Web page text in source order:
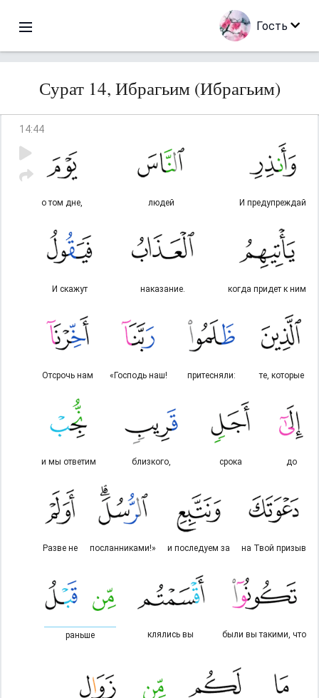
Гость
Сурат 14, Ибрагьим (Ибрагьим)
14:44
И предупреждай
людей
о том дне,
когда придет к ним
наказа­ние.
И скажут
те, которые
притесняли:
«Господь наш!
Отсрочь нам
до
срока
близкого,
и мы ответим
на Твой призыв
и последуем за
посланниками!»
Разве не
были вы такими, что
клялись вы
раньше